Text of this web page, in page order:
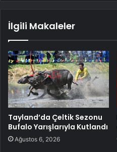
İlgili Makaleler
Tayland’da Çeltik Sezonu
Bufalo Yarışlarıyla Kutlandı
Ağustos 6, 2026